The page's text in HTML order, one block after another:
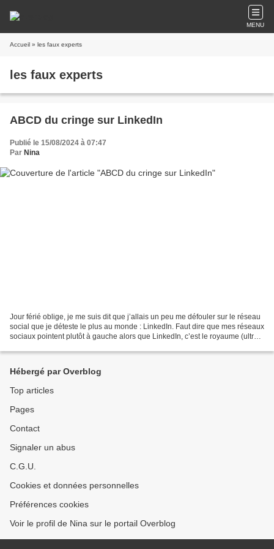
MENU
Accueil » les faux experts
les faux experts
ABCD du cringe sur LinkedIn
Publié le 15/08/2024 à 07:47
Par Nina
Jour férié oblige, je me suis dit que j’allais un peu me défouler sur le réseau
social que je déteste le plus au monde : LinkedIn. Faut dire que mes réseaux
sociaux pointent plutôt à gauche alors que LinkedIn, c’est le royaume (ultra)
Hébergé par Overblog
Top articles
Pages
Contact
Signaler un abus
C.G.U.
Cookies et données personnelles
Préférences cookies
Voir le profil de Nina sur le portail Overblog